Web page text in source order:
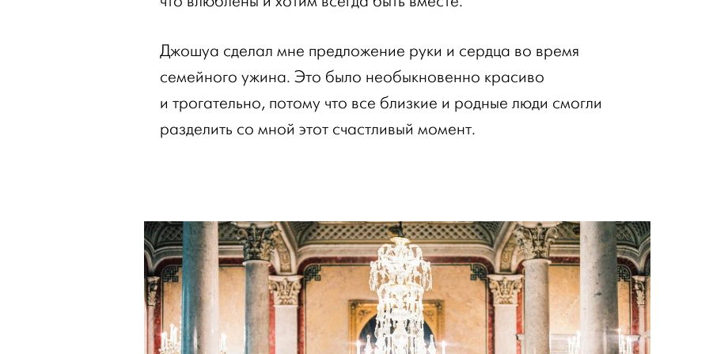
Джошуа сделал мне предложение руки и сердца во время
семейного ужина. Это было необыкновенно красиво
и трогательно, потому что все близкие и родные люди смогли
разделить со мной этот счастливый момент.